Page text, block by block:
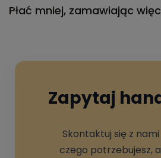
Płać mniej, zamawiając
Zapytaj
Skontaktuj się z
czego potrzebujesz,